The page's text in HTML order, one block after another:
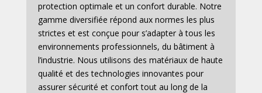
protection optimale et un confort durable. Notre
gamme diversifiée répond aux normes les plus
strictes et est conçue pour s’adapter à tous les
environnements professionnels, du bâtiment à
l’industrie. Nous utilisons des matériaux de haute
qualité et des technologies innovantes pour
assurer sécurité et confort tout au long de la